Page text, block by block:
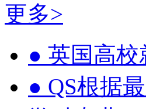
更多>
● 英国高校
● QS根据